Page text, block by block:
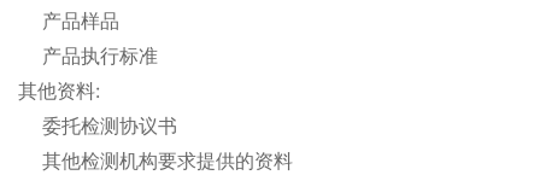
产品样品
产品执行标准
其他资料:
委托检测协议书
其他检测机构要求提供的资料